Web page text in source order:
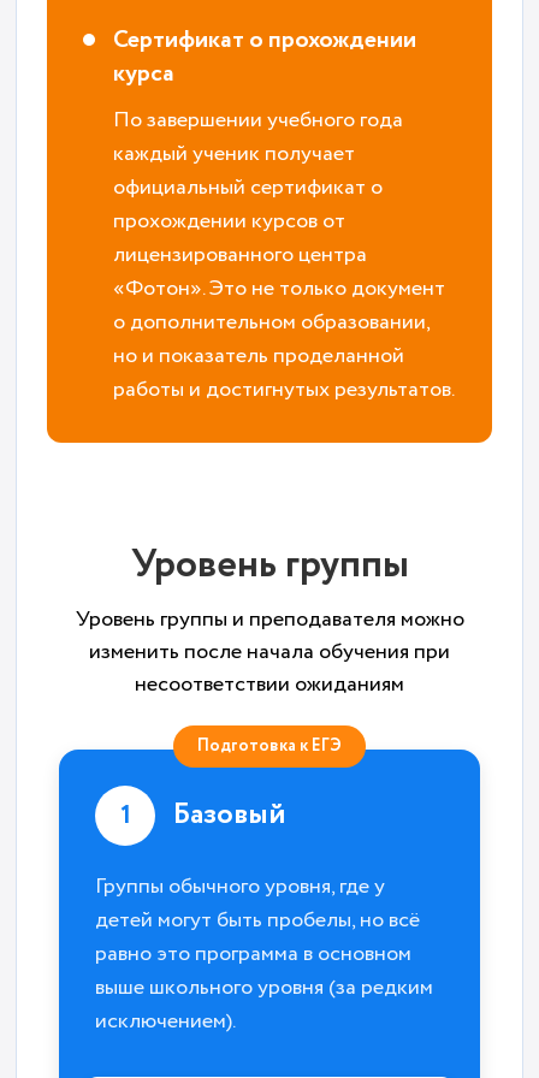
Сертификат о прохождении
курса
По завершении учебного года
каждый ученик получает
официальный сертификат о
прохождении курсов от
лицензированного центра
«Фотон». Это не только документ
о дополнительном образовании,
но и показатель проделанной
работы и достигнутых результатов.
Уровень группы
Уровень группы и преподавателя можно
изменить после начала обучения при
несоответствии ожиданиям
Подготовка к ЕГЭ
1 Базовый
Группы обычного уровня, где у
детей могут быть пробелы, но всё
равно это программа в основном
выше школьного уровня (за редким
исключением).